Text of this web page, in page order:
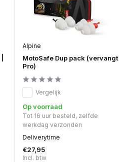
Alpine
MotoSafe Dup pack (vervangt
Pro)
Vergelijk
Op voorraad
Tot 16 uur besteld, zelfde
werkdag verzonden
Deliverytime
€27,95
Incl. btw